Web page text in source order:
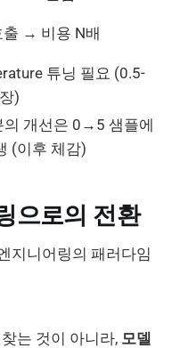
출 → 비용 N배
튜닝 필요 (0.5-
)
의 개선은 0→5 샘플에
(이후 체감)
으로의 전환
지니어링의 패러다임
는 것이 아니라, 모델